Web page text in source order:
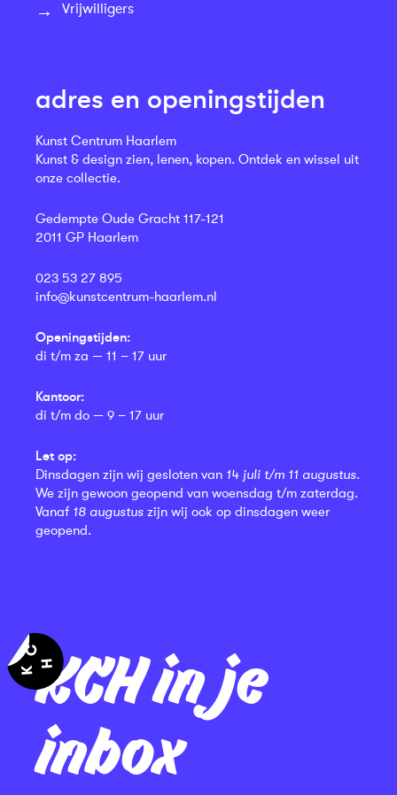
KCH in je
inbox
Vrijwilligers
adres en openingstijden
Kunst Centrum Haarlem
Kunst & design zien, lenen, kopen. Ontdek en wissel uit
onze collectie.
Gedempte Oude Gracht 117-121
2011 GP Haarlem
023 53 27 895
info@kunstcentrum-haarlem.nl
Openingstijden:
di t/m za — 11 – 17 uur
Kantoor:
di t/m do — 9 – 17 uur
Let op:
Dinsdagen zijn wij gesloten van 14 juli t/m 11 augustus.
We zijn gewoon geopend van woensdag t/m zaterdag.
Vanaf 18 augustus zijn wij ook op dinsdagen weer
geopend.